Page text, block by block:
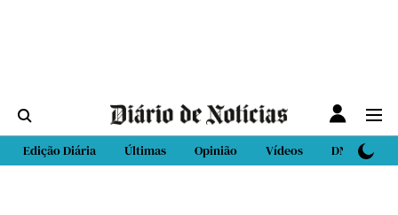
Edição Diária Últimas Opinião Vídeos DN Sport